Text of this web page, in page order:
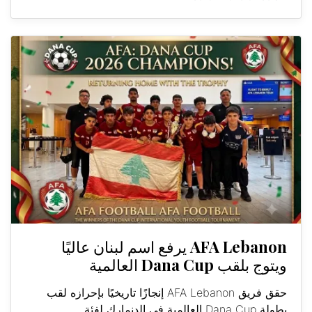
AFA Lebanon يرفع اسم لبنان عاليًا
ويتوج بلقب Dana Cup العالمية
حقق فريق AFA Lebanon إنجازًا تاريخيًا بإحرازه لقب
بطولة Dana Cup العالمية في الدنمارك لفئة...